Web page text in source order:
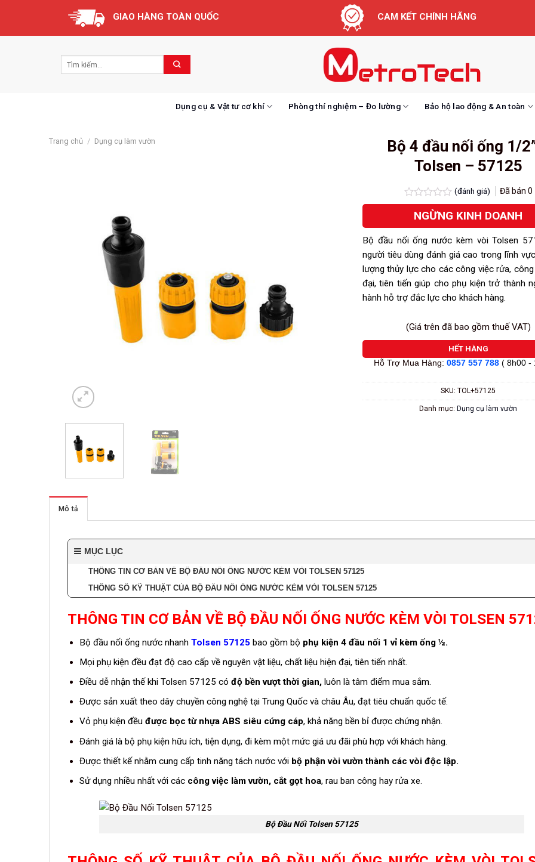
content
GIAO HÀNG TOÀN QUỐC CAM KẾT CHÍNH HÃNG
Dụng cụ & Vật tư cơ khí Phòng thí nghiệm – Đo lường Bảo hộ lao động & An toàn
Trang chủ / Dụng cụ làm vườn
Bộ 4 đầu nối ống 1/
Tolsen – 57125
Được
xếp
0.0
5
sao
(đánh giá) Đã bán0
NGỪNG KINH DOANH
Bộ đầu nối ống nước kèm vòi Tolsen
người tiêu dùng đánh giá cao trong lĩnh
lượng thủy lực cho các công việc rửa,
đại, tiên tiến giúp cho phụ kiện trở thành
hành hỗ trợ đắc lực cho khách hàng.
(Giá trên đã bao gồm thuế VAT)
HẾT HÀNG
Hỗ Trợ Mua Hàng: 0857 557 788 ( 8h00 -
SKU:TOL+57125
Danh mục: Dụng cụ làm vườn
Mô tả
MỤC LỤC
THÔNG TIN CƠ BẢN VỀ BỘ ĐẦU NỐI ỐNG NƯỚC KÈM VÒI TOLSEN 57125
THÔNG SỐ KỸ THUẬT CỦA BỘ ĐẦU NỐI ỐNG NƯỚC KÈM VÒI TOLSEN 57125
THÔNG TIN CƠ BẢN VỀ BỘ ĐẦU NỐI ỐNG NƯỚC KÈM VÒI TOLSEN
Bộ đầu nối ống nước nhanh Tolsen 57125bao gồm bộ phụ kiện 4 đầu nối 1 vỉ kèm ống ½.
Mọi phụ kiện đều đạt độ cao cấp về nguyên vật liệu, chất liệu hiện đại, tiên tiến nhất.
Điều dễ nhận thế khi Tolsen 57125 có độ bền vượt thời gian,luôn là tâm điểm mua sắm.
Được sản xuất theo dây chuyền công nghệ tại Trung Quốc và châu Âu, đạt tiêu chuẩn quốc tế.
Vỏ phụ kiện đều được bọc từ nhựa ABS siêu cứng cáp, khả năng bền bỉ được chứng nhận.
Đánh giá là bộ phụ kiện hữu ích, tiện dụng, đi kèm một mức giá ưu đãi phù hợp với khách hàng.
Được thiết kế nhằm cung cấp tinh năng tách nước với bộ phận vòi vườn thành các vòi độc lập.
Sử dụng nhiều nhất với cáccông việc làm vườn, cắt gọt hoa, rau ban công hay rửa xe.
Bộ Đầu Nối Tolsen 57125